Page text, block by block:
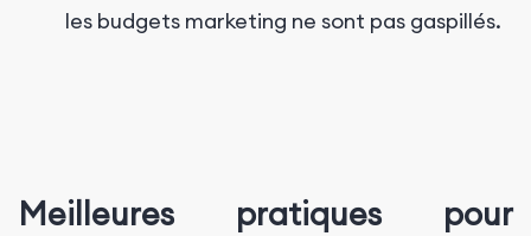
les budgets marketing ne sont pas gaspillés.
Meilleures pratiques pour